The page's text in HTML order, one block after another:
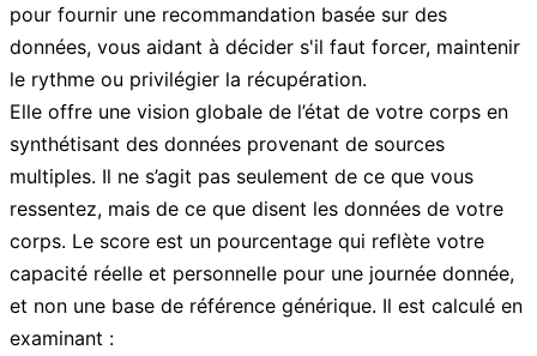
pour fournir une recommandation basée sur des
données, vous aidant à décider s'il faut forcer, maintenir
le rythme ou privilégier la récupération.
Elle offre une vision globale de l’état de votre corps en
synthétisant des données provenant de sources
multiples. Il ne s’agit pas seulement de ce que vous
ressentez, mais de ce que disent les données de votre
corps. Le score est un pourcentage qui reflète votre
capacité réelle et personnelle pour une journée donnée,
et non une base de référence générique. Il est calculé en
examinant :